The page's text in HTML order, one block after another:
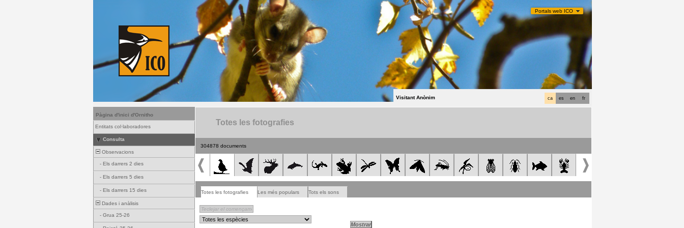
Portals web ICO
fr
en
es
ca
Visitant Anònim
Pàgina d'inici d'Ornitho
Entitats col·laboradores
Consulta
Observacions
- Els darrers 2 dies
- Els darrers 5 dies
- Els darrers 15 dies
Dades i anàlisis
- Grua 25-26
Totes les fotografies
304878 documents
Totes les fotografies Les més populars Tots els sons